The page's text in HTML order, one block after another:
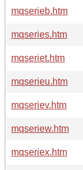
mqserieb.htm
mqseries.htm
mqseriet.htm
mqserieu.htm
mqseriev.htm
mqseriew.htm
mqseriex.htm